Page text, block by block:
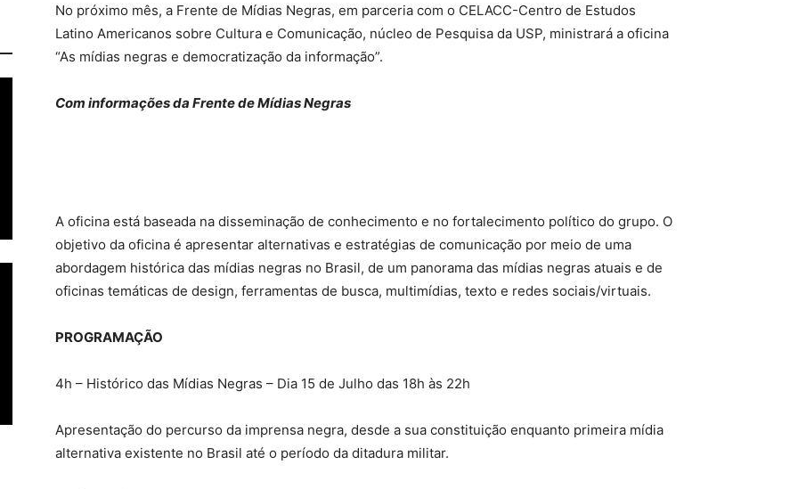
No próximo mês, a Frente de Mídias Negras, em parceria com o CELACC-Centro de Estudos
Latino Americanos sobre Cultura e Comunicação, núcleo de Pesquisa da USP, ministrará a oficina
“As mídias negras e democratização da informação”.
Com informações da Frente de Mídias Negras
A oficina está baseada na disseminação de conhecimento e no fortalecimento político do grupo. O
objetivo da oficina é apresentar alternativas e estratégias de comunicação por meio de uma
abordagem histórica das mídias negras no Brasil, de um panorama das mídias negras atuais e de
oficinas temáticas de design, ferramentas de busca, multimídias, texto e redes sociais/virtuais.
PROGRAMAÇÃO
4h – Histórico das Mídias Negras – Dia 15 de Julho das 18h às 22h
Apresentação do percurso da imprensa negra, desde a sua constituição enquanto primeira mídia
alternativa existente no Brasil até o período da ditadura militar.